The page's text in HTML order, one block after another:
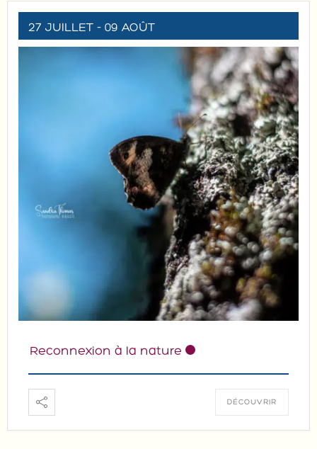
27 JUILLET - 09 AOÛT
Reconnexion à la nature
DÉCOUVRIR